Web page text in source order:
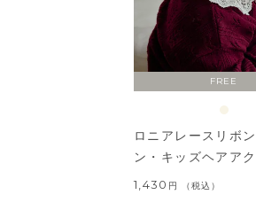
FREE
ロニアレースリボ
ン・キッズヘアア
1,430 税込